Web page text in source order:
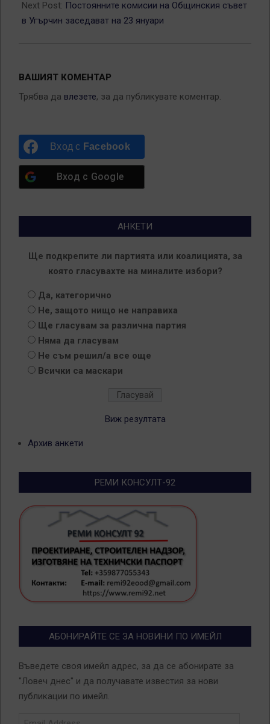
Next Post: Постоянните комисии на Общинския съвет
в Угърчин заседават на 23 януари
ВАШИЯТ КОМЕНТАР
Трябва да влезете, за да публикувате коментар.
Вход с Facebook
Вход с Google
АНКЕТИ
Ще подкрепите ли партията или коалицията, за
която гласувахте на миналите избори?
Да, категорично
Не, защото нищо не направиха
Ще гласувам за различна партия
Няма да гласувам
Не съм решил/а все още
Всички са маскари
Виж резултата
Архив анкети
РЕМИ КОНСУЛТ-92
АБОНИРАЙТЕ СЕ ЗА НОВИНИ ПО ИМЕЙЛ
Въведете своя имейл адрес, за да се абонирате за
"Ловеч днес" и да получавате известия за нови
публикации по имейл.